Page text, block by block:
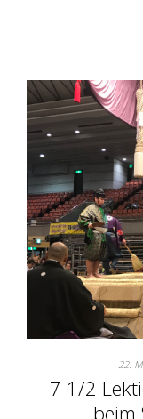
22.
7 1/2
beim